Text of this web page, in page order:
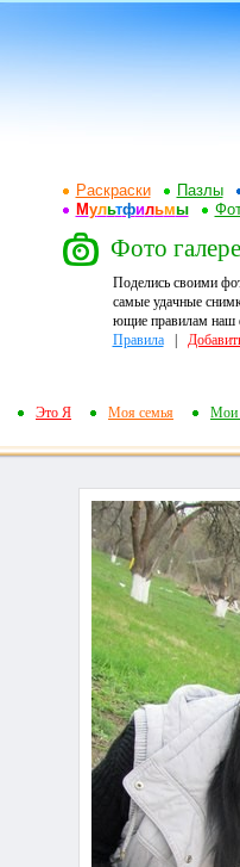
Раскраски
Пазлы
Мультфильмы
Фото
Поделись своими
самые удачные
ющие правилам наш
Правила|
Это Я Моя семья Мои